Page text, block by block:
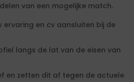
van een mogelijke match.
ervaring en cv aansluiten bij de
langs de lat van de eisen van
en zetten dit af tegen de actuele